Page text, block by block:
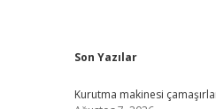
Sidebar
Son Yazılar
Kurutma makinesi